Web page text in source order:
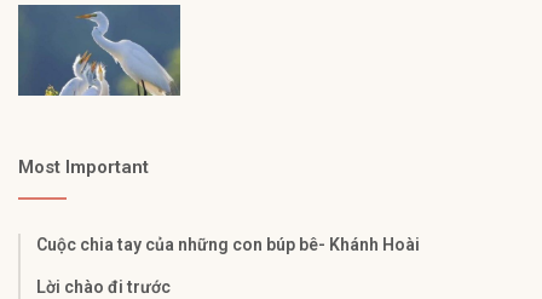
Most Important
Cuộc chia tay của những con búp bê- Khánh Hoài
Lời chào đi trước